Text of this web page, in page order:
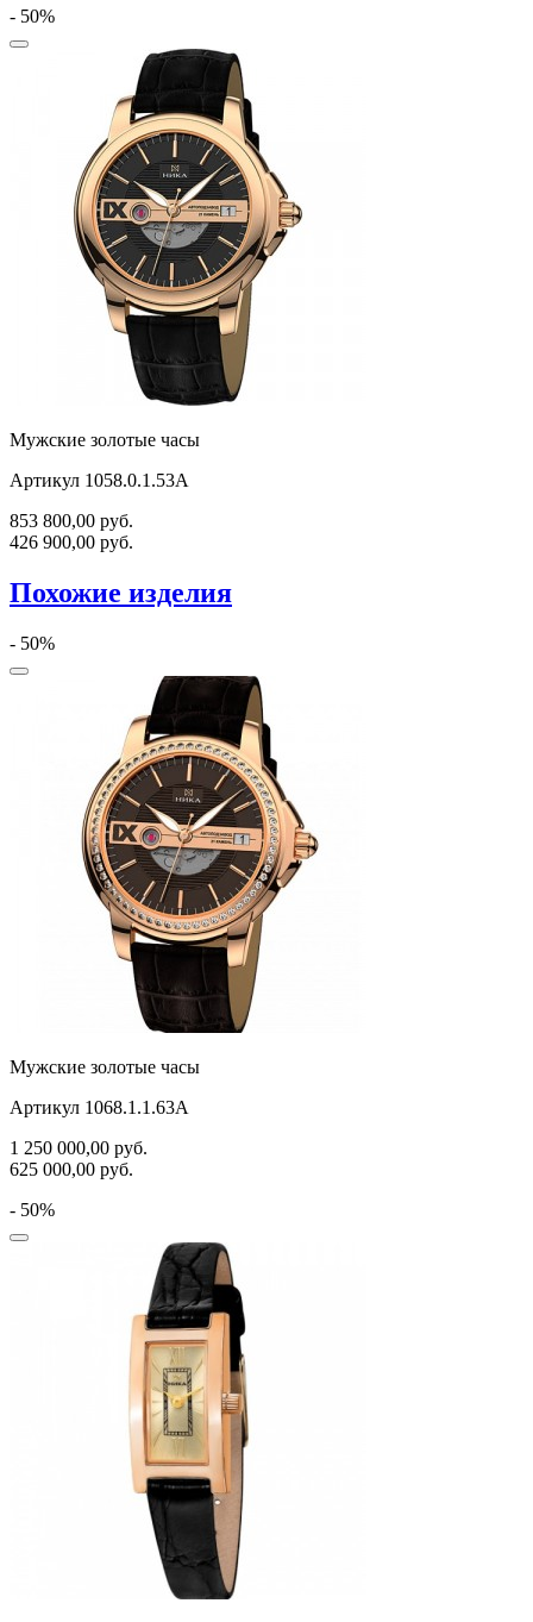
- 50%
Мужские золотые часы
Артикул 1058.0.1.53A
853 800,00 руб.
426 900,00 руб.
Похожие изделия
- 50%
Мужские золотые часы
Артикул 1068.1.1.63A
1 250 000,00 руб.
625 000,00 руб.
- 50%